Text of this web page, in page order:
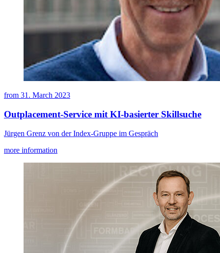
from 31. March 2023
Outplacement-Service mit KI-basierter Skillsuche
Jürgen Grenz von der Index-Gruppe im Gespräch
more information